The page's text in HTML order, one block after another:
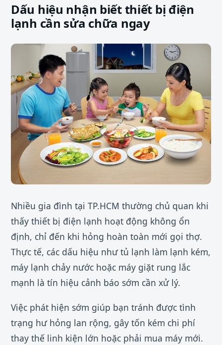
Dấu hiệu nhận biết thiết bị điện
lạnh cần sửa chữa ngay
Nhiều gia đình tại TP.HCM thường chủ quan khi
thấy thiết bị điện lạnh hoạt động không ổn
định, chỉ đến khi hỏng hoàn toàn mới gọi thợ.
Thực tế, các dấu hiệu như tủ lạnh làm lạnh kém,
máy lạnh chảy nước hoặc máy giặt rung lắc
mạnh là tín hiệu cảnh báo sớm cần xử lý.
Việc phát hiện sớm giúp bạn tránh được tình
trạng hư hỏng lan rộng, gây tốn kém chi phí
thay thế linh kiện lớn hoặc phải mua máy mới.